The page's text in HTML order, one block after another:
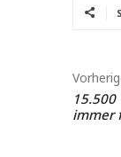
15.500
immer